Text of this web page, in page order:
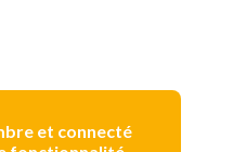
et connecté